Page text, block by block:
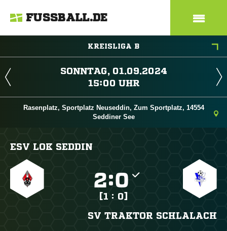
FUSSBALL.DE
KREISLIGA B
 
 
Rasenplatz, Sportplatz Neuseddin, Zum Sportplatz, 14554
Seddiner See
ESV LOK SEDDIN
:
[1 : 0]
SV TRAKTOR SCHLALACH